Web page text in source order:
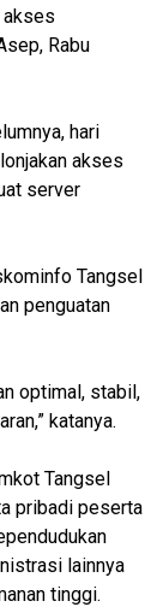
akses
Rabu
hari
akses
server
Tangsel
penguatan
optimal, stabil,
katanya.
Tangsel
pribadi peserta
lainnya
tinggi.